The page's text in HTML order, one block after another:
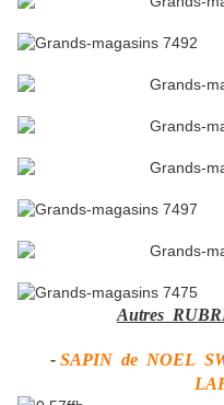
Autres
- SAPIN de NOEL